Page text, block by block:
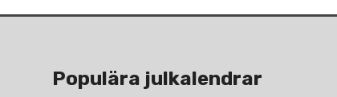
Populära julkalendrar